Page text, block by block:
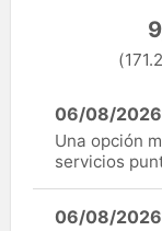
06/08/2026
Una opción
servicios
06/08/2026